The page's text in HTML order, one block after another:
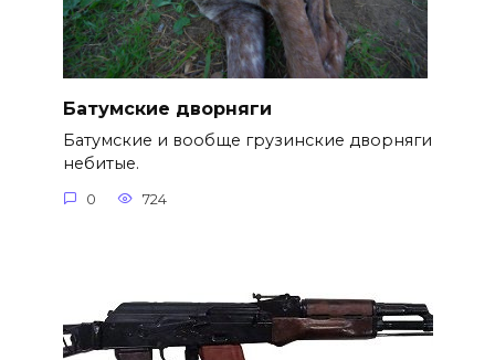
Батумские дворняги
Батумские и вообще грузинские дворняги
небитые.
0 724